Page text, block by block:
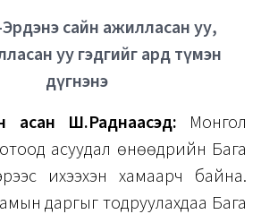
сайн ажилласан уу,
уу гэдгийг ард түмэн
дүгнэнэ
асан Ш.Раднаасэд: Монгол
асуудал өнөөдрийн Бага
ихээхэн хамаарч байна.
даргыг тодруулахдаа Бага